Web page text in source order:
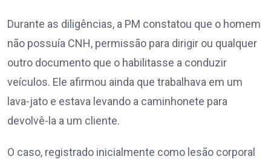
Durante as diligências, a PM constatou que o homem
não possuía CNH, permissão para dirigir ou qualquer
outro documento que o habilitasse a conduzir
veículos. Ele afirmou ainda que trabalhava em um
lava-jato e estava levando a caminhonete para
devolvê-la a um cliente.
O caso, registrado inicialmente como lesão corporal